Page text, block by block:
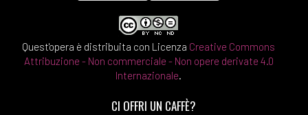
Quest'opera è distribuita con Licenza Creative Commons
Attribuzione - Non commerciale - Non opere derivate 4.0
Internazionale.
CI OFFRI UN CAFFÈ?